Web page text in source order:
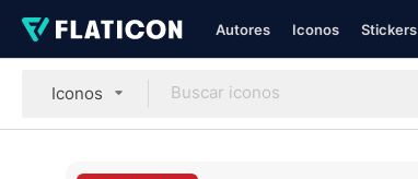
Autores Iconos Stickers
Iconos